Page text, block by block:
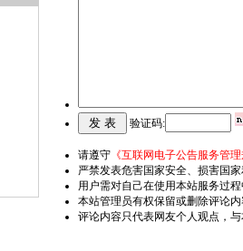
验证码:
请遵守 《互联网电子公告服务管
严禁发表危害国家安全、损害国
用户需对自己在使用本站服务过
本站管理员有权保留或删除评论
评论内容只代表网友个人观点，